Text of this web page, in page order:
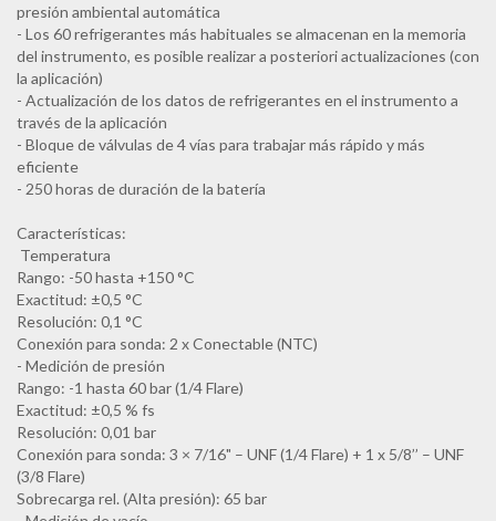
presión ambiental automática
- Los 60 refrigerantes más habituales se almacenan en la memoria
del instrumento, es posible realizar a posteriori actualizaciones (con
la aplicación)
- Actualización de los datos de refrigerantes en el instrumento a
través de la aplicación
- Bloque de válvulas de 4 vías para trabajar más rápido y más
eficiente
- 250 horas de duración de la batería
Características:
Temperatura
Rango: -50 hasta +150 °C
Exactitud: ±0,5 °C
Resolución: 0,1 °C
Conexión para sonda: 2 x Conectable (NTC)
- Medición de presión
Rango: -1 hasta 60 bar (1/4 Flare)
Exactitud: ±0,5 % fs
Resolución: 0,01 bar
Conexión para sonda: 3 × 7/16" – UNF (1/4 Flare) + 1 x 5/8’’ – UNF
(3/8 Flare)
Sobrecarga rel. (Alta presión): 65 bar